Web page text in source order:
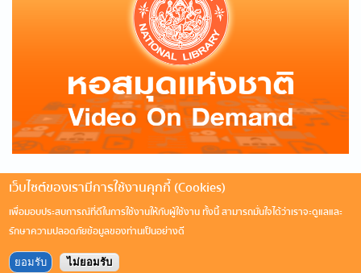
เว็บไซต์ของเรามีการใช้งานคุกกี้ (Cookies)
เพื่อมอบประสบการณ์ที่ดีในการใช้งานให้กับผู้ใช้งาน ทั้งนี้ สามารถมั่นใจได้ว่าเราจะดูแลและ
รักษาความปลอดภัยข้อมูลของท่านเป็นอย่างดี
ยอมรับ ไม่ยอมรับ